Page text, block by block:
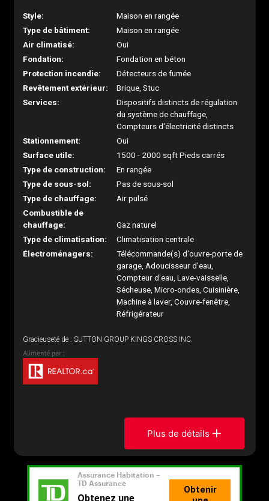
Style:
Maison en rangée
Type de bâtiment:
Maison en rangée
Air climatisé:
Oui
Fondation:
Fondation en béton
Protection incendie:
Détecteurs de fumée
Revêtement extérieur:
Brique, Stuc
Services:
Dispositifs distincts de régulation
du système de chauffage,
Compteurs d'électricité distincts
Stationnement:
Oui
Surface utile:
1500 - 2000 sqft Pieds carrés
Type de construction:
En rangée
Type de sous-sol:
Pas de sous-sol
Type de chauffage:
Air pulsé
Combustible de
chauffage:
Gaz naturel
Type de climatisation:
Climatisation centrale
Électroménagers:
Télécommande(s) d'ouvre-porte de
garage, Adoucisseur d'eau,
Compteur d'eau, Lave-vaisselle,
Sécheuse, Micro-ondes, Cuisinière,
Machine à laver, Couvre-fenêtre,
Réfrigérateur
Gracieuseté de : SUTTON GROUP KINGS CROSS INC.
Plus de détails